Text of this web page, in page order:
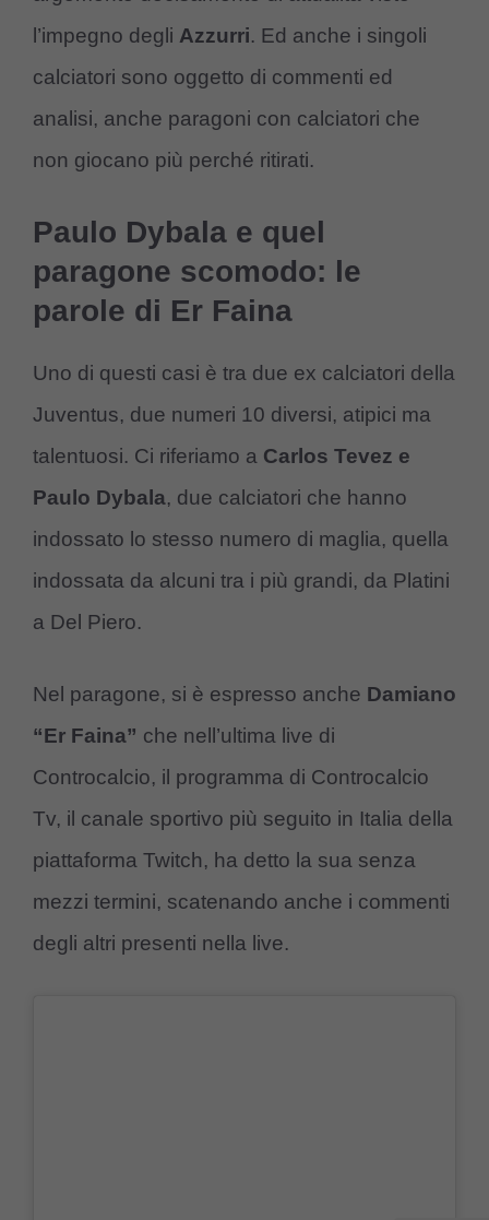
l’impegno degli Azzurri. Ed anche i singoli
calciatori sono oggetto di commenti ed
analisi, anche paragoni con calciatori che
non giocano più perché ritirati.
Paulo Dybala e quel
paragone scomodo: le
parole di Er Faina
Uno di questi casi è tra due ex calciatori della
Juventus, due numeri 10 diversi, atipici ma
talentuosi. Ci riferiamo a Carlos Tevez e
Paulo Dybala, due calciatori che hanno
indossato lo stesso numero di maglia, quella
indossata da alcuni tra i più grandi, da Platini
a Del Piero.
Nel paragone, si è espresso anche Damiano
“Er Faina” che nell’ultima live di
Controcalcio, il programma di Controcalcio
Tv, il canale sportivo più seguito in Italia della
piattaforma Twitch, ha detto la sua senza
mezzi termini, scatenando anche i commenti
degli altri presenti nella live.